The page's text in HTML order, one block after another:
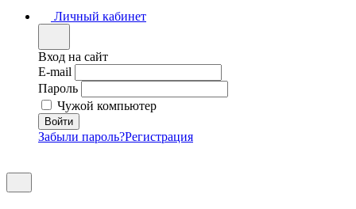
Личный кабинет
Вход на сайт
E-mail
Пароль
Чужой компьютер
Забыли пароль?Регистрация